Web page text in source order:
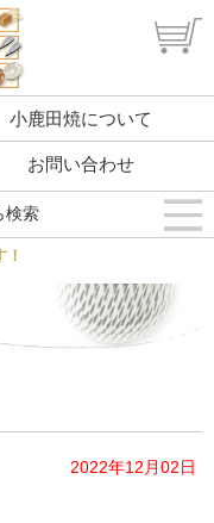
小鹿田焼について
お問い合わせ
2022年12月02日
検索